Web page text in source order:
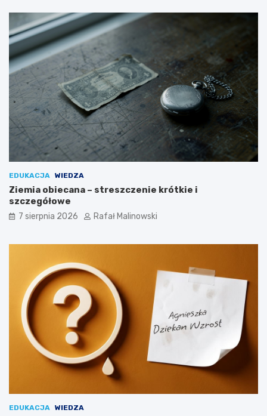
EDUKACJA WIEDZA
Ziemia obiecana – streszczenie krótkie i
szczegółowe
7 sierpnia 2026 Rafał Malinowski
EDUKACJA WIEDZA